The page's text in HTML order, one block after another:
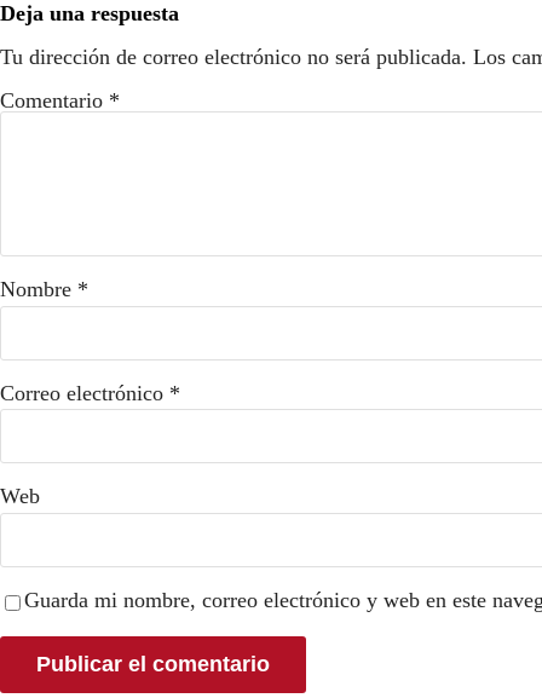
Deja una respuesta
Tu dirección de correo electrónico no será publicada. Los
Comentario *
Nombre *
Correo electrónico *
Web
Guarda mi nombre, correo electrónico y web en este